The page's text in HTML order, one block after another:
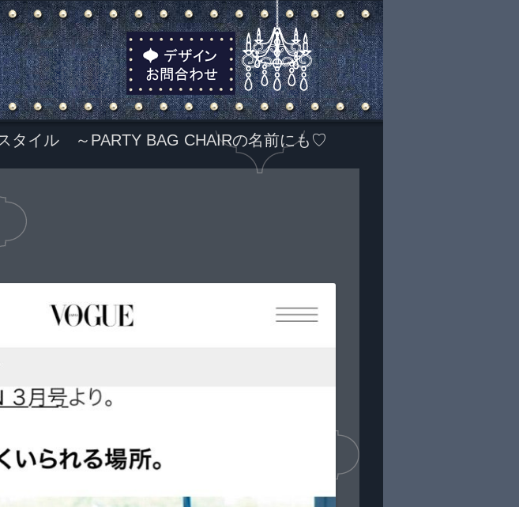
タイル ～PARTY BAG CHAIRの名前にも♡